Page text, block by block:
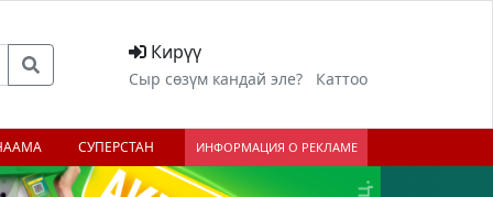
Кирүү
Сыр сөзүм кандай эле? Каттоо
СУПЕРСТАН ИНФОРМАЦИЯ О РЕКЛАМЕ